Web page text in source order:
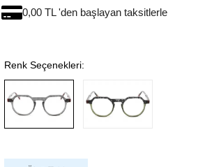
0,00 TL 'den başlayan taksitlerle
Renk Seçenekleri: